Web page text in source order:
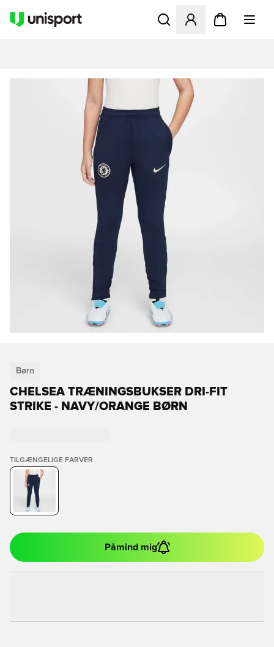
Åbner en Modal til at
Børn
CHELSEA TRÆNINGSBUKSER DRI-FIT
STRIKE - NAVY/ORANGE BØRN
TILGÆNGELIGE FARVER
Påmind mig